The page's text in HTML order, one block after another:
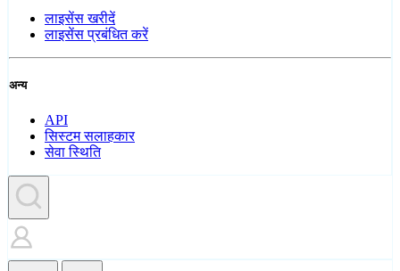
लाइसेंस खरीदें
लाइसेंस प्रबंधित करें
अन्य
API
सिस्टम सलाहकार
सेवा स्थिति